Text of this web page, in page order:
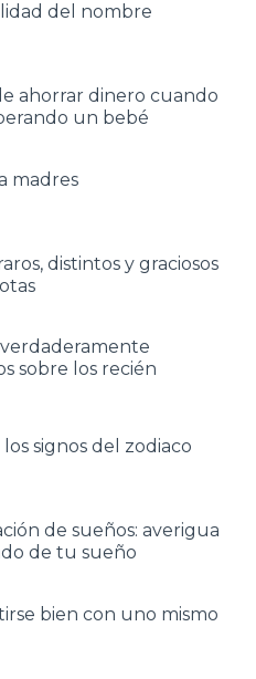
del nombre
ahorrar dinero cuando
un bebé
madres
distintos y graciosos
verdaderamente
sobre los recién
los signos del zodiaco
de sueños: averigua
de tu sueño
bien con uno mismo